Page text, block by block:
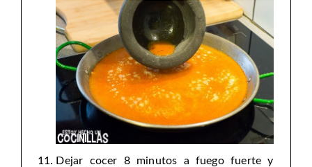
Dejar cocer 8 minutos a fuego fuerte y